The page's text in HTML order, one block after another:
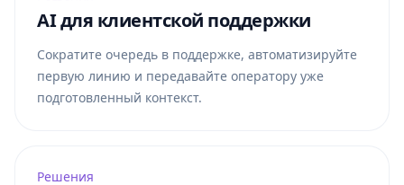
AI для клиентской поддержки
Сократите очередь в поддержке, автоматизируйте
первую линию и передавайте оператору уже
подготовленный контекст.
Решения